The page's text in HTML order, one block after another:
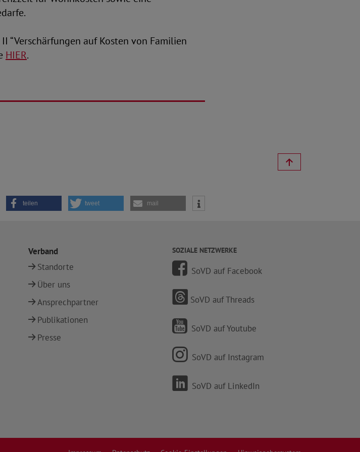
“Verschärfungen auf Kosten von Familien
HIER.
teilen tweet mail
Verband
Standorte
Über uns
Ansprechpartner
Publikationen
Presse
SOZIALE NETZWERKE
SoVD auf Facebook
SoVD auf Threads
SoVD auf Youtube
SoVD auf Instagram
SoVD auf LinkedIn